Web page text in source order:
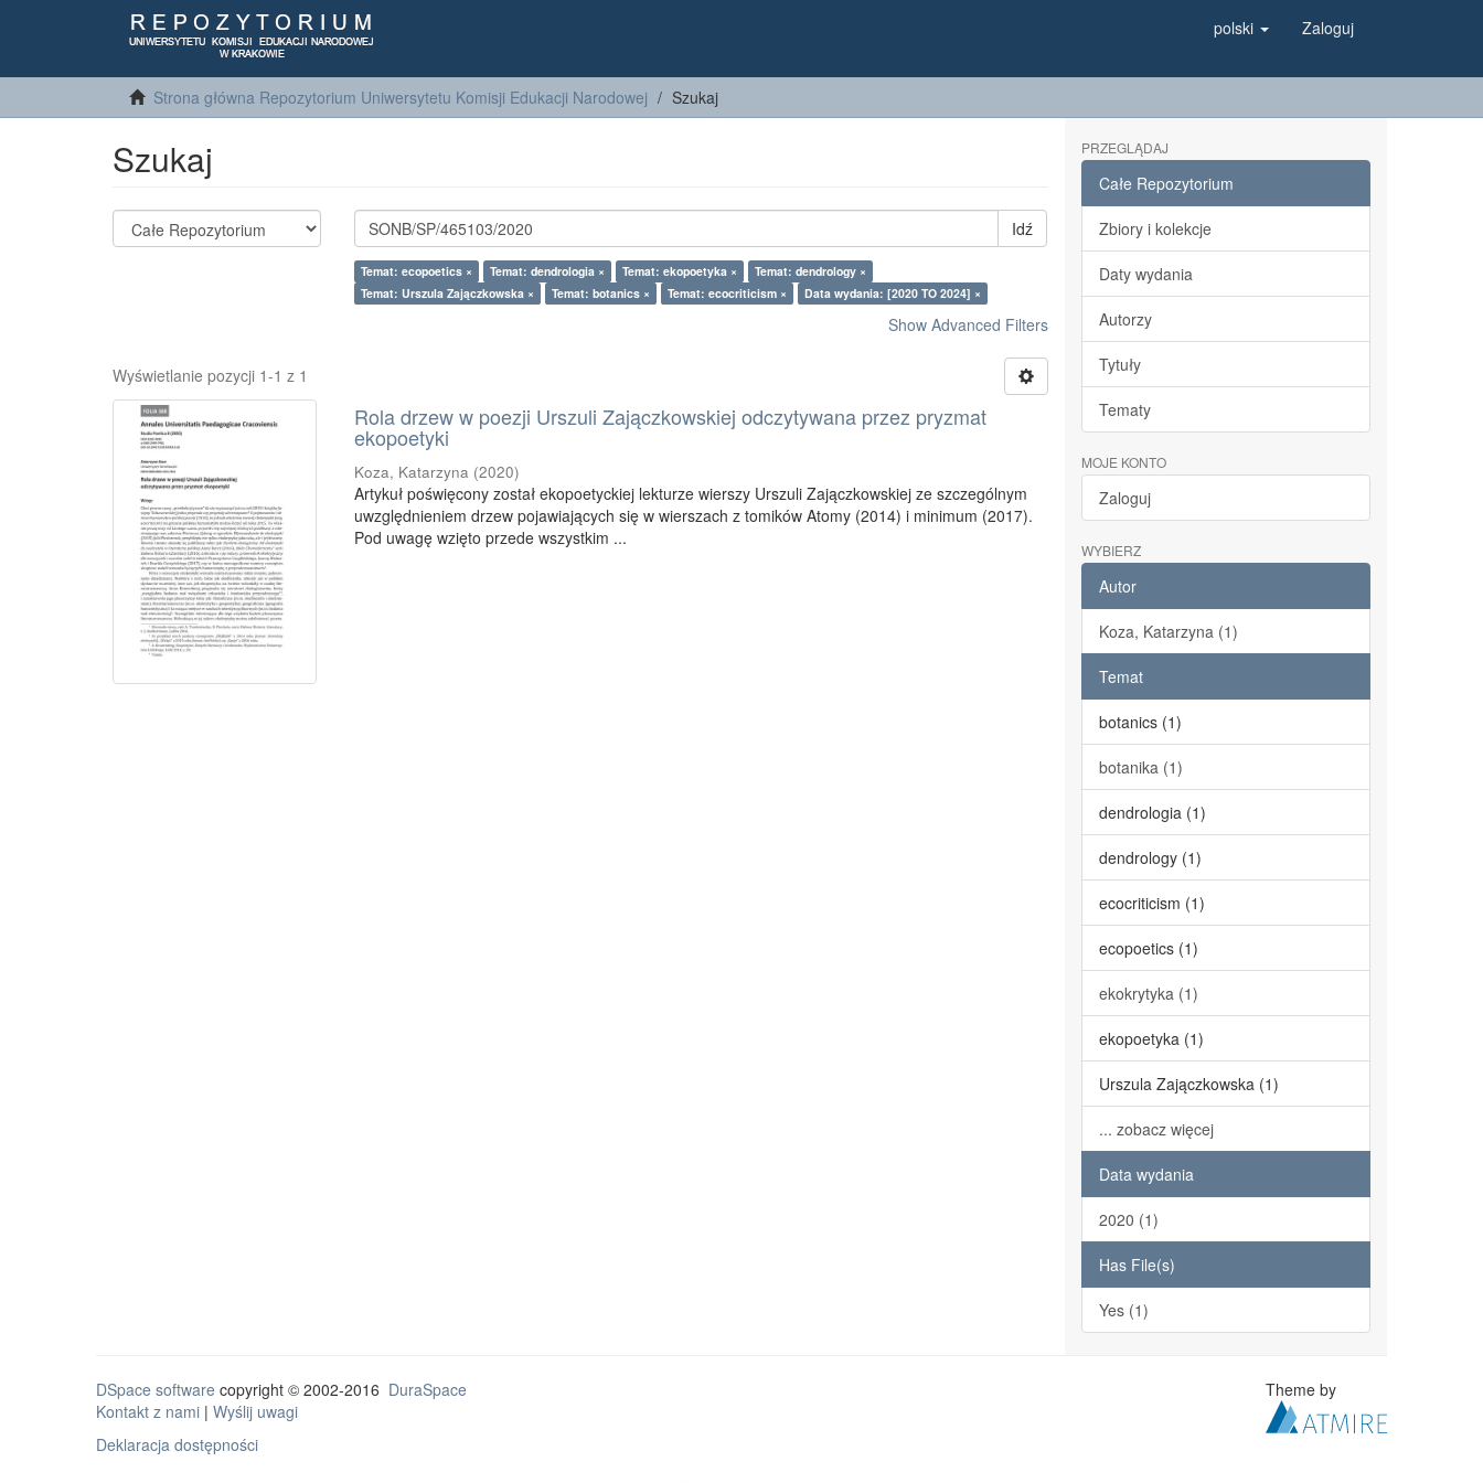
polski Zaloguj
Strona główna Repozytorium Uniwersytetu Komisji Edukacji Narodowej Szukaj
Szukaj
Idź
Temat: ecopoetics × Temat: dendrologia × Temat: ekopoetyka ×
Temat: dendrology ×
Temat: Urszula Zajączkowska ×
Temat: botanics × Temat: ecocriticism × Data wydania: [2020 TO 2024] ×
Show Advanced Filters
Wyświetlanie pozycji 1-1 z 1
Rola drzew w poezji Urszuli Zajączkowskiej odczytywana przez pryzmat
ekopoetyki
Koza, Katarzyna (2020)
Artykuł poświęcony został ekopoetyckiej lekturze wierszy Urszuli Zajączkowskiej ze szczególnym
uwzględnieniem drzew pojawiających się w wierszach z tomików Atomy (2014) i minimum (2017).
Pod uwagę wzięto przede wszystkim ...
PRZEGLĄDAJ
Całe Repozytorium
Zbiory i kolekcje
Daty wydania
Autorzy
Tytuły
Tematy
MOJE KONTO
Zaloguj
WYBIERZ
Autor
Koza, Katarzyna (1)
Temat
botanics (1)
botanika (1)
dendrologia (1)
dendrology (1)
ecocriticism (1)
ecopoetics (1)
ekokrytyka (1)
ekopoetyka (1)
Urszula Zajączkowska (1)
... zobacz więcej
Data wydania
2020 (1)
Has File(s)
Yes (1)
DSpace software copyright © 2002-2016 DuraSpace
Kontakt z nami | Wyślij uwagi
Deklaracja dostępności
Theme by